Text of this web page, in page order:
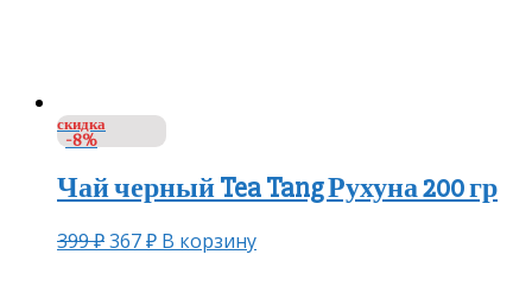
скидка
-8%
Чай черный Tea Tang Рухуна 200 гр
399₽367₽ В корзину